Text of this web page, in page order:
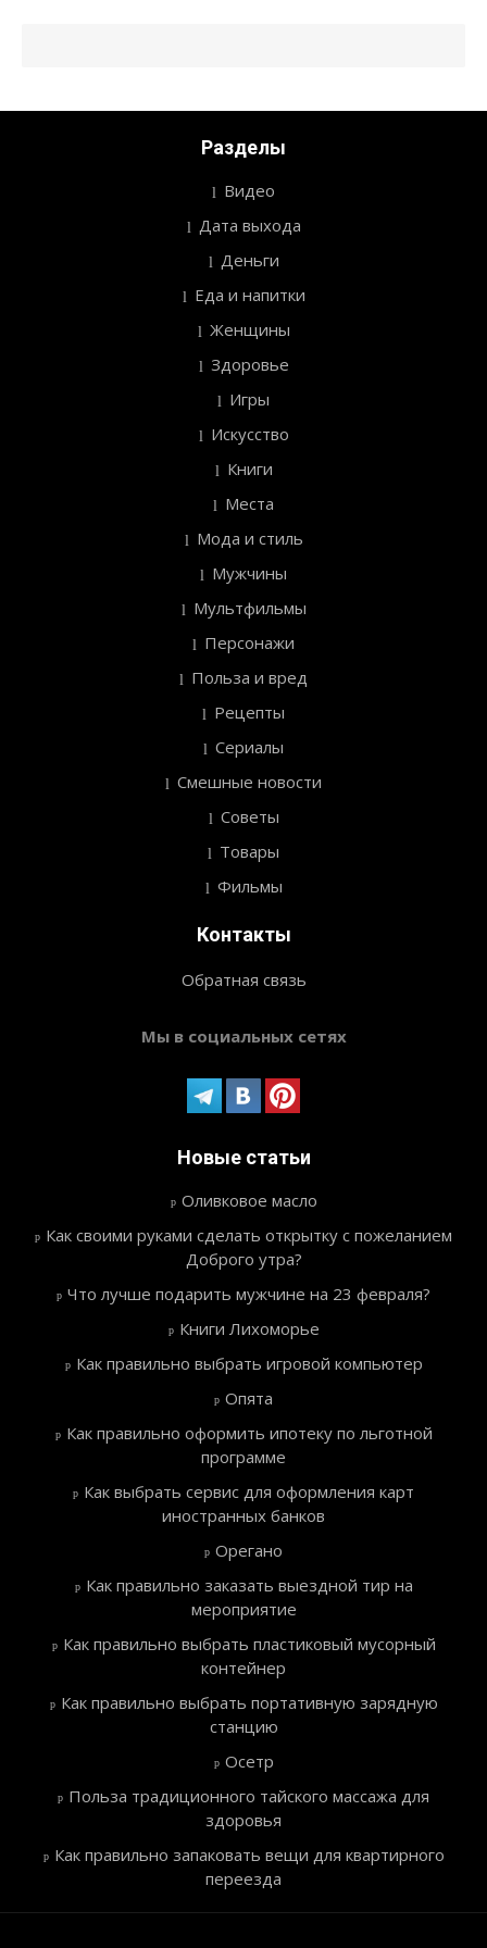
Разделы
Видео
Дата выхода
Деньги
Еда и напитки
Женщины
Здоровье
Игры
Искусство
Книги
Места
Мода и стиль
Мужчины
Мультфильмы
Персонажи
Польза и вред
Рецепты
Сериалы
Смешные новости
Советы
Товары
Фильмы
Контакты
Обратная связь
Мы в социальных сетях
Новые статьи
Оливковое масло
Как своими руками сделать открытку с пожеланием
Доброго утра?
Что лучше подарить мужчине на 23 февраля?
Книги Лихоморье
Как правильно выбрать игровой компьютер
Опята
Как правильно оформить ипотеку по льготной
программе
Как выбрать сервис для оформления карт
иностранных банков
Орегано
Как правильно заказать выездной тир на
мероприятие
Как правильно выбрать пластиковый мусорный
контейнер
Как правильно выбрать портативную зарядную
станцию
Осетр
Польза традиционного тайского массажа для
здоровья
Как правильно запаковать вещи для квартирного
переезда